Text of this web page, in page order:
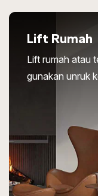
Lift Rumah
Lift rumah atau
gunakan unruk